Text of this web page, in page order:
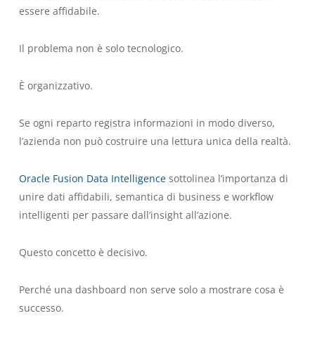
essere affidabile.
Il problema non è solo tecnologico.
È organizzativo.
Se ogni reparto registra informazioni in modo diverso,
l’azienda non può costruire una lettura unica della realtà.
Oracle Fusion Data Intelligencesottolinea l’importanza di
unire dati affidabili, semantica di business e workflow
intelligenti per passare dall’insight all’azione.
Questo concetto è decisivo.
Perché una dashboard non serve solo a mostrare cosa è
successo.